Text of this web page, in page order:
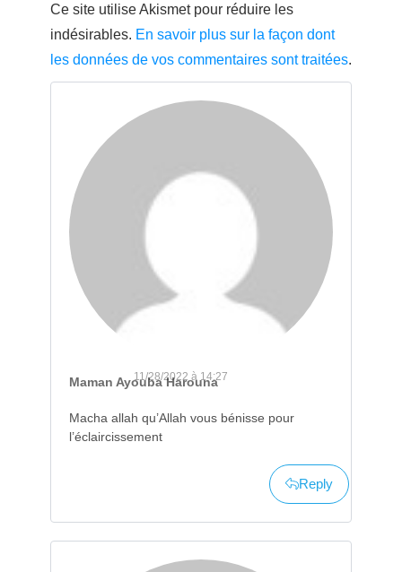
Ce site utilise Akismet pour réduire les
indésirables. En savoir plus sur la façon dont
les données de vos commentaires sont traitées.
Maman Ayouba Harouna
11/28/2022 à 14:27
Macha allah qu’Allah vous bénisse pour
l’éclaircissement
Reply